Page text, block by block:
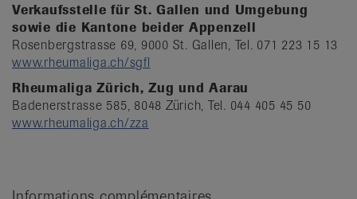
Verkaufsstelle für St. Gallen und Umgebung
sowie die Kantone beider Appenzell
Rosenbergstrasse 69, 9000 St. Gallen, Tel. 071 223 15 13
www.rheumaliga.ch/sgfl
Rheumaliga Zürich, Zug und Aarau
Badenerstrasse 585, 8048 Zürich, Tel. 044 405 45 50
www.rheumaliga.ch/zza